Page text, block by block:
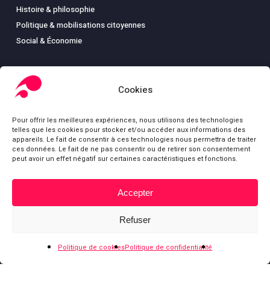
Cookies
Pour offrir les meilleures expériences, nous utilisons des technologies
telles que les cookies pour stocker et/ou accéder aux informations des
appareils. Le fait de consentir à ces technologies nous permettra de traiter
ces données. Le fait de ne pas consentir ou de retirer son consentement
peut avoir un effet négatif sur certaines caractéristiques et fonctions.
Accepter
Refuser
Politique de cookiesPolitique de confidentialité
Histoire & philosophie
Politique & mobilisations citoyennes
Social & Économie
LIBRAIRIE
Boutique
Carte
Mon compte
© Fondation Gabriel Péri